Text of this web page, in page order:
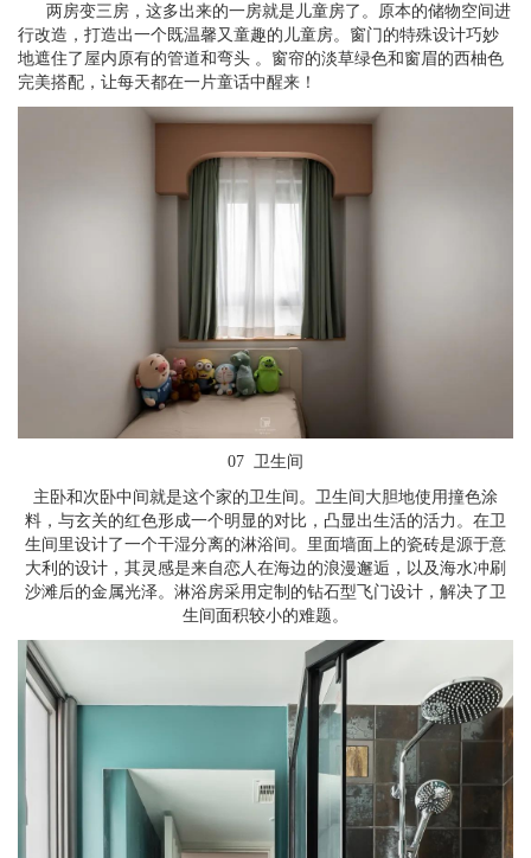
两房变三房，这多出来的一房就是儿童房了。原本的储物空间进
行改造，打造出一个既温馨又童趣的儿童房。窗门的特殊设计巧妙
地遮住了屋内原有的管道和弯头 。窗帘的淡草绿色和窗眉的西柚色
完美搭配，让每天都在一片童话中醒来！
07 卫生间
主卧和次卧中间就是这个家的卫生间。卫生间大胆地使用撞色涂
料，与玄关的红色形成一个明显的对比，凸显出生活的活力。在卫
生间里设计了一个干湿分离的淋浴间。里面墙面上的瓷砖是源于意
大利的设计，其灵感是来自恋人在海边的浪漫邂逅，以及海水冲刷
沙滩后的金属光泽。淋浴房采用定制的钻石型飞门设计，解决了卫
生间面积较小的难题。